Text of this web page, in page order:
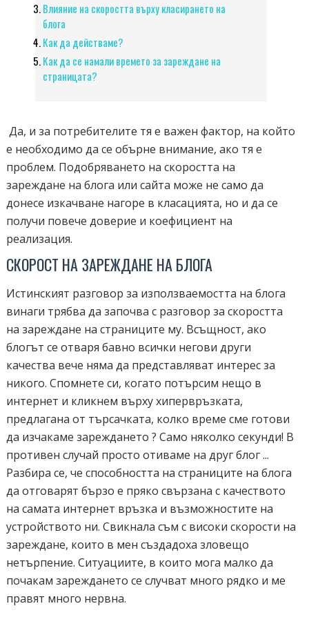
Влияние на скоростта върху класирането на
блога
Как да действаме?
Как да се намали времето за зареждане на
страницата?
Да, и за потребителите тя е важен фактор, на който
е необходимо да се обърне внимание, ако тя е
проблем. Подобряването на скоростта на
зареждане на блога или сайта може не само да
донесе изкачване нагоре в класацията, но и да се
получи повече доверие и коефициент на
реализация.
СКОРОСТ НА ЗАРЕЖДАНЕ НА БЛОГА
Истинският разговор за използваемостта на блога
винаги трябва да започва с разговор за скоростта
на зареждане на страниците му. Всъщност, ако
блогът се отваря бавно всички негови други
качества вече няма да представляват интерес за
никого. Спомнете си, когато потърсим нещо в
интернет и кликнем върху хипервръзката,
предлагана от търсачката, колко време сме готови
да изчакаме зареждането ? Само няколко секунди! В
противен случай просто отиваме на друг блог ...
Разбира се, че способността на страниците на блога
да отговарят бързо е пряко свързана с качеството
на самата интернет връзка и възможностите на
устройството ни. Свикнала съм с високи скорости на
зареждане, които в мен създадоха зловещо
нетърпение. Ситуациите, в които мога малко да
почакам зареждането се случват много рядко и ме
правят много нервна.